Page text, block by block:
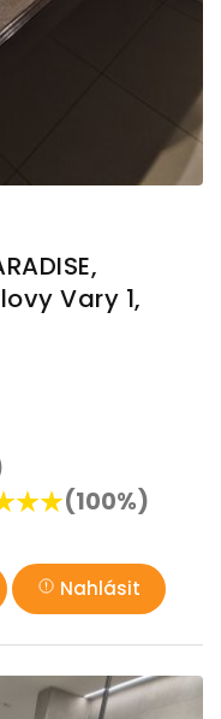
Vary 1,
(100%)
Nahlásit